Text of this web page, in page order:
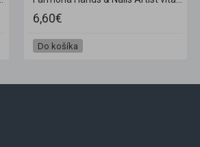
6,60€
Do košíka